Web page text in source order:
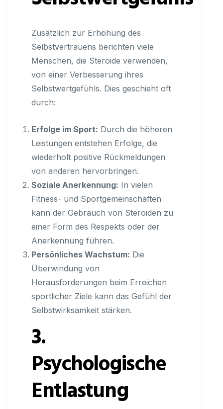
Zusätzlich zur Erhöhung des
Selbstvertrauens berichten viele
Menschen, die Steroide verwenden,
von einer Verbesserung ihres
Selbstwertgefühls. Dies geschieht oft
durch:
Erfolge im Sport: Durch die höheren
Leistungen entstehen Erfolge, die
wiederholt positive Rückmeldungen
von anderen hervorbringen.
Soziale Anerkennung: In vielen
Fitness- und Sportgemeinschaften
kann der Gebrauch von Steroiden zu
einer Form des Respekts oder der
Anerkennung führen.
Persönliches Wachstum: Die
Überwindung von
Herausforderungen beim Erreichen
sportlicher Ziele kann das Gefühl der
Selbstwirksamkeit stärken.
3.
Psychologische
Entlastung